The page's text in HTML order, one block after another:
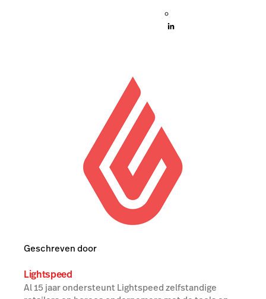
Geschreven door
Lightspeed
Al 15 jaar ondersteunt Lightspeed zelfstandige